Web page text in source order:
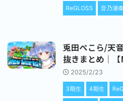
ReGLOSS 音乃瀬奏
兎田ぺこら/天
抜きまとめ｜
2025/2/23
3期生 4期生